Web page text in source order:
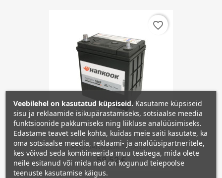
AKU HANKOOK MF54027
59,52 €
favorite_border
Veebilehel on kasutatud küpsiseid.Kasutame küpsiseid
sisu ja reklaamide isikupärastamiseks, sotsiaalse meedia
funktsioonide pakkumiseks ning liikluse analüüsimiseks.
Edastame teavet selle kohta, kuidas meie saiti kasutate, ka
oma sotsiaalse meedia, reklaami- ja analüüsipartneritele,
kes võivad seda kombineerida muu teabega, mida olete
neile esitanud või mida nad on kogunud teiepoolse
teenuste kasutamise käigus.